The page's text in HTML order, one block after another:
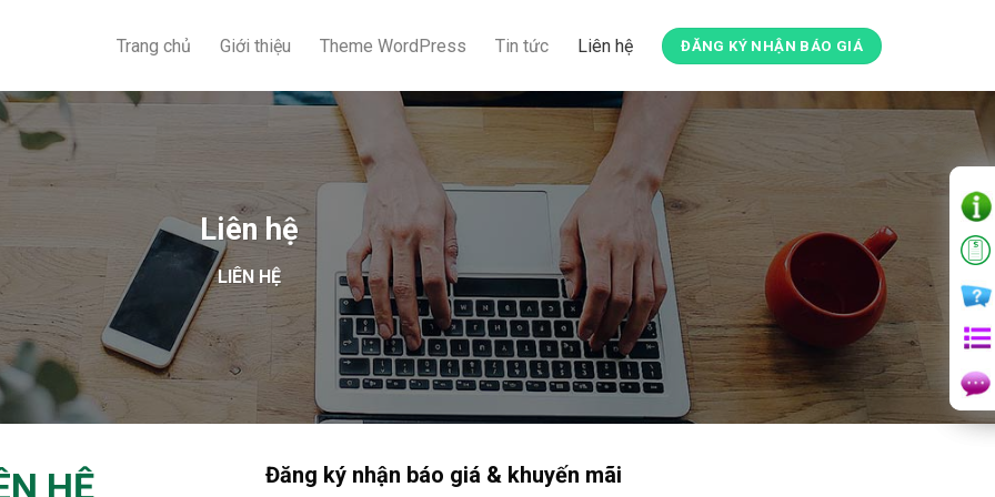
Trang chủ Giới thiệu Theme WordPress Tin tức Liên hệ ĐĂNG KÝ NHẬN BÁO GIÁ
Liên hệ
LIÊN HỆ
HỆ Đăng ký nhận báo giá & khuyến mãi